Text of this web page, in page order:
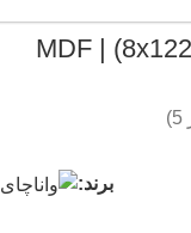
ام دی اف خام واناچای (8x1220x2440) | MDF
5
)
برند: